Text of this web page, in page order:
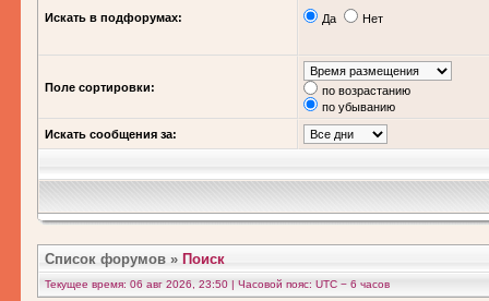
Искать в подфорумах: Да Нет
Поле сортировки:
по возрастанию
по убыванию
Искать сообщения за:
Список форумов » Поиск
Текущее время: 06 авг 2026, 23:50 | Часовой пояс: UTC − 6 часов